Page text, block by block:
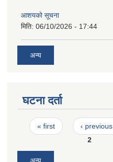
आशयको सूचना
मिति: 06/10/2026 - 17:44
अन्य
घटना दर्ता
Pages
« first ‹ previous
2